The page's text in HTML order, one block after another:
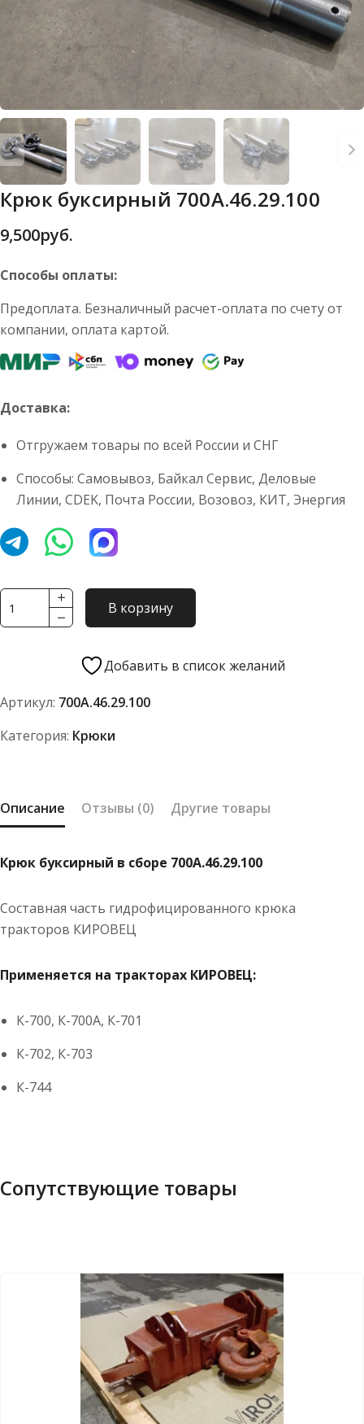
Крюк буксирный 700А.46.29.100
9,500руб.
Способы оплаты:
Предоплата. Безналичный расчет-оплата по счету от
компании, оплата картой.
Доставка:
Отгружаем товары по всей России и СНГ
Способы: Самовывоз, Байкал Сервис, Деловые
Линии, CDEK, Почта России, Возовоз, КИТ, Энергия
Количество
товара
В корзину
Добавить в список желаний
Артикул: 700А.46.29.100
Категория: Крюки
Описание Отзывы (0) Другие товары
Крюк буксирный в сборе 700А.46.29.100
Составная часть гидрофицированного крюка
тракторов КИРОВЕЦ
Применяется на тракторах КИРОВЕЦ:
К-700, К-700А, К-701
К-702, К-703
К-744
Сопутствующие товары